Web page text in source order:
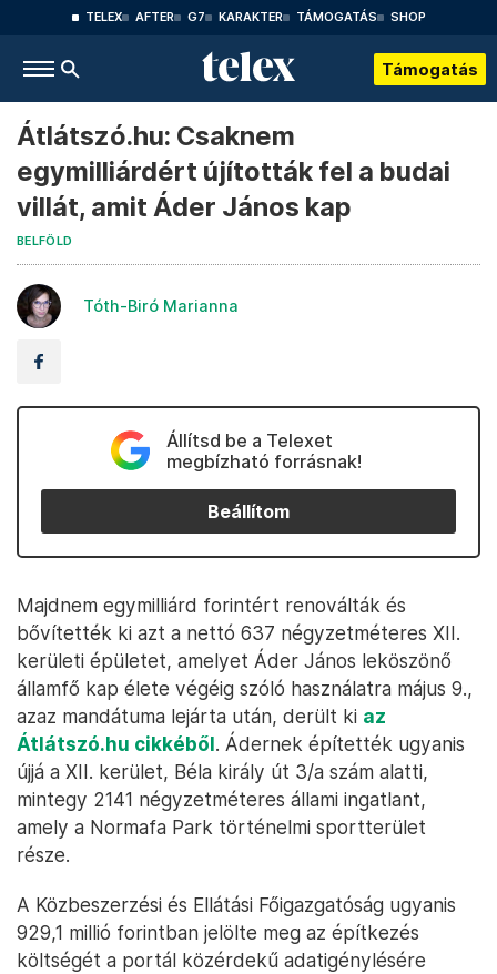
TELEX AFTER G7 KARAKTER TÁMOGATÁS SHOP
Támogatás
Átlátszó.hu: Csaknem
egymilliárdért újították fel a budai
villát, amit Áder János kap
BELFÖLD
Tóth-Biró Marianna
Állítsd be a Telexet
megbízható forrásnak!
Beállítom
Majdnem egymilliárd forintért renoválták és
bővítették ki azt a nettó 637 négyzetméteres XII.
kerületi épületet, amelyet Áder János leköszönő
államfő kap élete végéig szóló használatra május 9.,
azaz mandátuma lejárta után, derült ki az
Átlátszó.hu cikkéből. Ádernek építették ugyanis
újjá a XII. kerület, Béla király út 3/a szám alatti,
mintegy 2141 négyzetméteres állami ingatlant,
amely a Normafa Park történelmi sportterület
része.
A Közbeszerzési és Ellátási Főigazgatóság ugyanis
929,1 millió forintban jelölte meg az építkezés
költségét a portál közérdekű adatigénylésére